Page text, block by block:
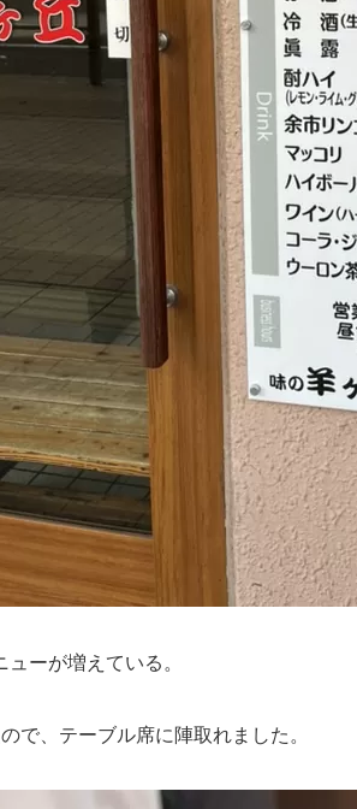
ーが増えている。
で、テーブル席に陣取れました。